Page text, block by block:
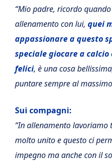
“Mio padre, ricordo
allenamento con lui, quei
appassionare a questo
speciale giocare a
felici, è una cosa
puntare sempre al
Sui compagni:
“In allenamento
molto unito e questo ci
impegno ma anche con il